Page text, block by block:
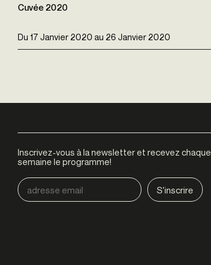
Du 17 Janvier 2020 au 26 Janvier 2020
Cuvée 2020
Inscrivez-vous à la newsletter et recevez chaque
semaine le programme!